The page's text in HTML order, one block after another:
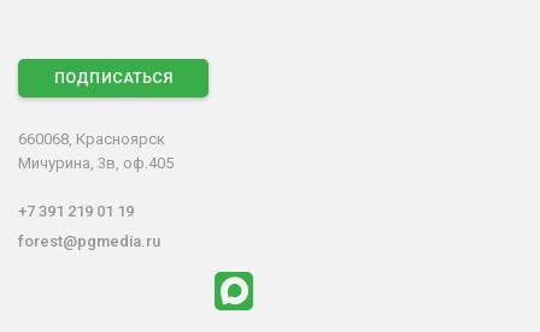
ПОДПИСАТЬСЯ
660068, Красноярск
Мичурина, 3в, оф.405
+7 391 219 01 19
forest@pgmedia.ru